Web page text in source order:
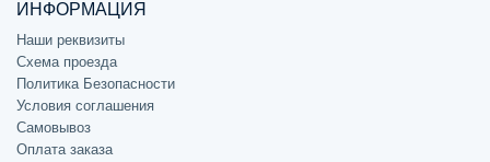
ИНФОРМАЦИЯ
Наши реквизиты
Схема проезда
Политика Безопасности
Условия соглашения
Самовывоз
Оплата заказа